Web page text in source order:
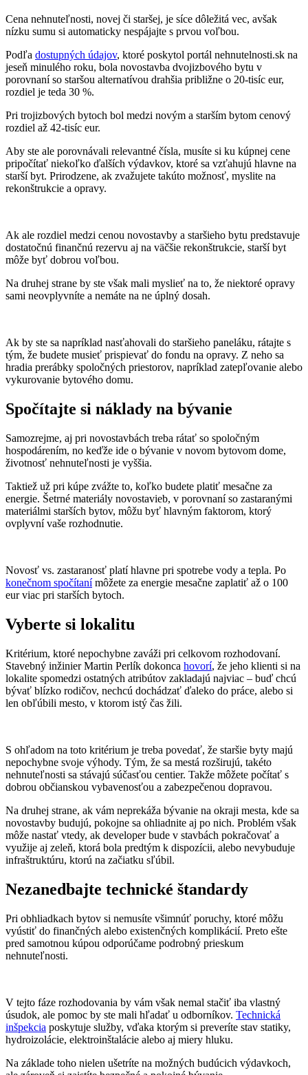
Cena nehnuteľnosti, novej či staršej, je síce dôležitá vec, avšak
nízku sumu si automaticky nespájajte s prvou voľbou.
Podľa dostupných údajov, ktoré poskytol portál nehnutelnosti.sk na
jeseň minulého roku, bola novostavba dvojizbového bytu v
porovnaní so staršou alternatívou drahšia približne o 20-tisíc eur,
rozdiel je teda 30 %.
Pri trojizbových bytoch bol medzi novým a starším bytom cenový
rozdiel až 42-tisíc eur.
Aby ste ale porovnávali relevantné čísla, musíte si ku kúpnej cene
pripočítať niekoľko ďalších výdavkov, ktoré sa vzťahujú hlavne na
starší byt. Prirodzene, ak zvažujete takúto možnosť, myslite na
rekonštrukcie a opravy.
Ak ale rozdiel medzi cenou novostavby a staršieho bytu predstavuje
dostatočnú finančnú rezervu aj na väčšie rekonštrukcie, starší byt
môže byť dobrou voľbou.
Na druhej strane by ste však mali myslieť na to, že niektoré opravy
sami neovplyvníte a nemáte na ne úplný dosah.
Ak by ste sa napríklad nasťahovali do staršieho paneláku, rátajte s
tým, že budete musieť prispievať do fondu na opravy. Z neho sa
hradia prerábky spoločných priestorov, napríklad zatepľovanie alebo
vykurovanie bytového domu.
Spočítajte si náklady na bývanie
Samozrejme, aj pri novostavbách treba rátať so spoločným
hospodárením, no keďže ide o bývanie v novom bytovom dome,
životnosť nehnuteľnosti je vyššia.
Taktiež už pri kúpe zvážte to, koľko budete platiť mesačne za
energie. Šetrné materiály novostavieb, v porovnaní so zastaranými
materiálmi starších bytov, môžu byť hlavným faktorom, ktorý
ovplyvní vaše rozhodnutie.
Novosť vs. zastaranosť platí hlavne pri spotrebe vody a tepla. Po
konečnom spočítanímôžete za energie mesačne zaplatiť až o 100
eur viac pri starších bytoch.
Vyberte si lokalitu
Kritérium, ktoré nepochybne zaváži pri celkovom rozhodovaní.
Stavebný inžinier Martin Perlík dokonca hovorí, že jeho klienti si na
lokalite spomedzi ostatných atribútov zakladajú najviac – buď chcú
bývať blízko rodičov, nechcú dochádzať ďaleko do práce, alebo si
len obľúbili mesto, v ktorom istý čas žili.
S ohľadom na toto kritérium je treba povedať, že staršie byty majú
nepochybne svoje výhody. Tým, že sa mestá rozširujú, takéto
nehnuteľnosti sa stávajú súčasťou centier. Takže môžete počítať s
dobrou občianskou vybavenosťou a zabezpečenou dopravou.
Na druhej strane, ak vám neprekáža bývanie na okraji mesta, kde sa
novostavby budujú, pokojne sa ohliadnite aj po nich. Problém však
môže nastať vtedy, ak developer bude v stavbách pokračovať a
využije aj zeleň, ktorá bola predtým k dispozícii, alebo nevybuduje
infraštruktúru, ktorú na začiatku sľúbil.
Nezanedbajte technické štandardy
Pri obhliadkach bytov si nemusíte všimnúť poruchy, ktoré môžu
vyústiť do finančných alebo existenčných komplikácií. Preto ešte
pred samotnou kúpou odporúčame podrobný prieskum
nehnuteľnosti.
V tejto fáze rozhodovania by vám však nemal stačiť iba vlastný
úsudok, ale pomoc by ste mali hľadať u odborníkov. Technická
inšpekcia poskytuje služby, vďaka ktorým si preveríte stav statiky,
hydroizolácie, elektroinštalácie alebo aj miery hluku.
Na základe toho nielen ušetríte na možných budúcich výdavkoch,